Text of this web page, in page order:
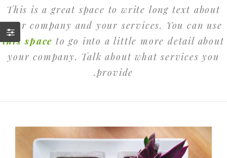
This is a great space to write long text about
your company and your services. You can use
this space to go into a little more detail about
your company. Talk about what services you
provide.